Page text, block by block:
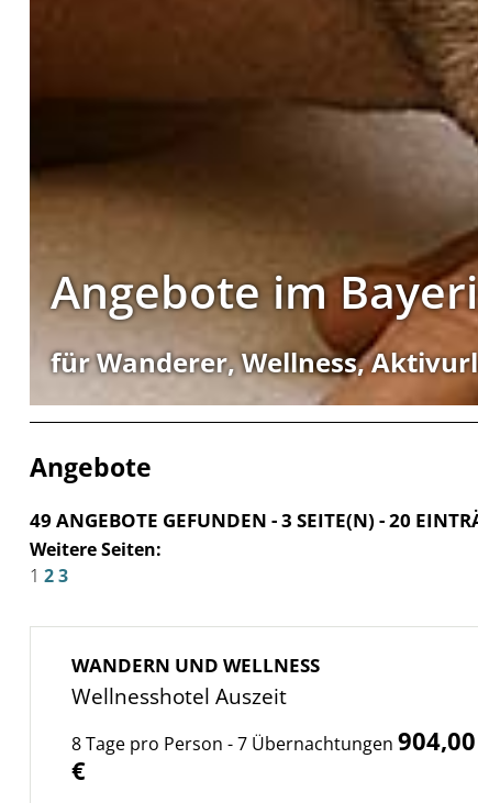
Angebote im
für Wanderer, Wellness,
Angebote
49 ANGEBOTE GEFUNDEN - 3 SEITE(N) - 20
Weitere Seiten:
1 23
WANDERN UND WELLNESS
Wellnesshotel Auszeit
8 Tage pro Person - 7 Übernachtungen904,00
€